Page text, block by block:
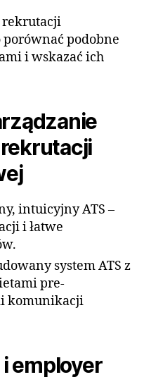
rekrutacji
podobne
i wskazać ich
intuicyjny ATS –
i łatwe
system ATS z
pre-
komunikacji
employer